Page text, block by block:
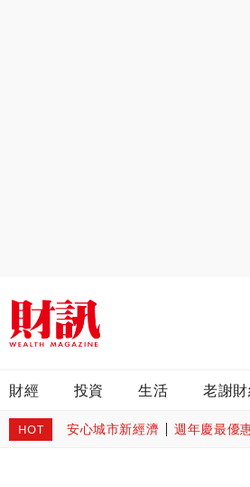
財經 投資 生活 老謝
HOT 安心城市新經濟 週年慶最優